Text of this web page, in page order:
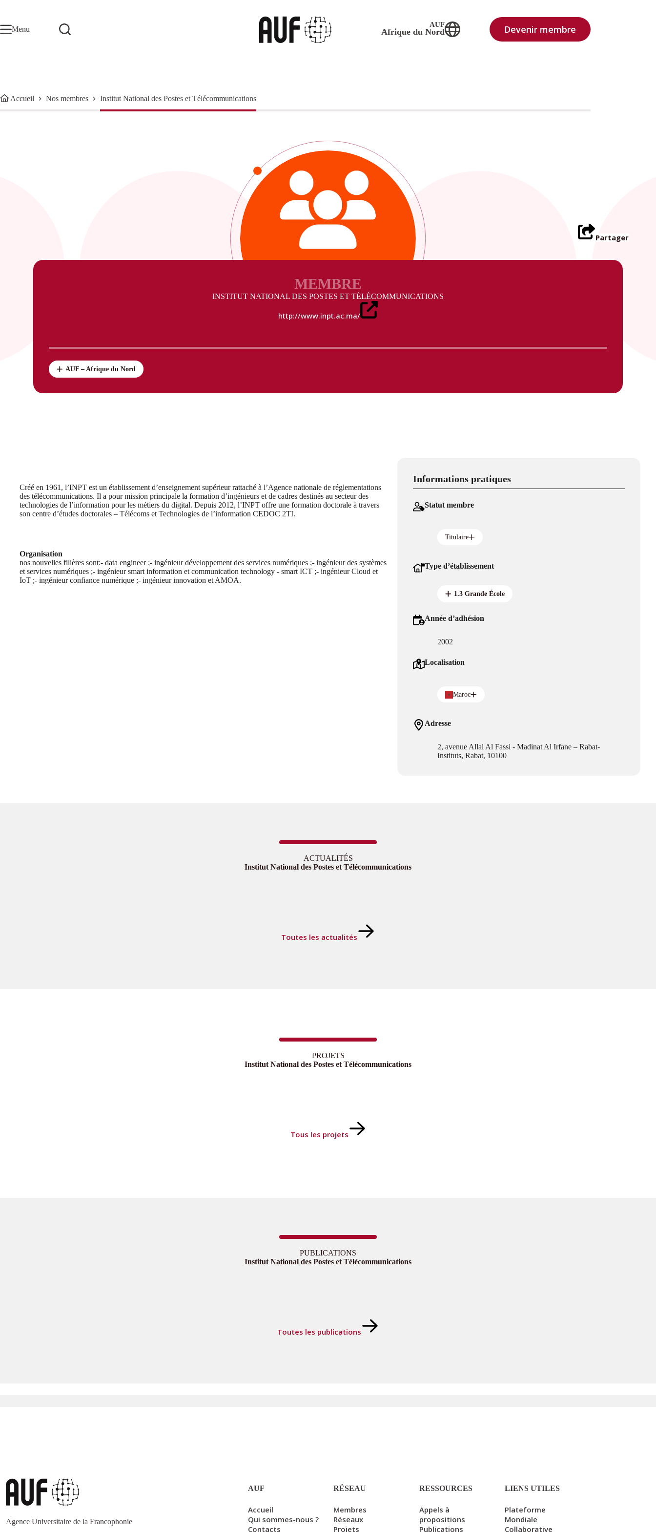
Menu
AUF
Afrique du Nord Devenir membre
Accueil Nos membres Institut National des Postes et Télécommunications
Partager
MEMBRE
INSTITUT NATIONAL DES POSTES ET TÉLÉCOMMUNICATIONS
http://www.inpt.ac.ma/
AUF – Afrique du Nord
Créé en 1961, l’INPT est un établissement d’enseignement supérieur rattaché à l’Agence nationale de réglementations
des télécommunications. Il a pour mission principale la formation d’ingénieurs et de cadres destinés au secteur des
technologies de l’information pour les métiers du digital. Depuis 2012, l’INPT offre une formation doctorale à travers
son centre d’études doctorales – Télécoms et Technologies de l’information CEDOC 2TI.
Organisation
nos nouvelles filières sont:- data engineer ;- ingénieur développement des services numériques ;- ingénieur des systèmes
et services numériques ;- ingénieur smart information et communication technology - smart ICT ;- ingénieur Cloud et
IoT ;- ingénieur confiance numérique ;- ingénieur innovation et AMOA.
Informations pratiques
Statut membre
Titulaire
Type d’établissement
1.3 Grande École
Année d’adhésion
2002
Localisation
Maroc
Adresse
2, avenue Allal Al Fassi - Madinat Al Irfane – Rabat-
Instituts, Rabat, 10100
ACTUALITÉS
Institut National des Postes et Télécommunications
Toutes les actualités
PROJETS
Institut National des Postes et Télécommunications
Tous les projets
PUBLICATIONS
Institut National des Postes et Télécommunications
Toutes les publications
Agence Universitaire de la Francophonie
AUF
Accueil
Qui sommes-nous ?
Contacts
RÉSEAU
Membres
Réseaux
Projets
RESSOURCES
Appels à
propositions
Publications
LIENS UTILES
Plateforme
Mondiale
Collaborative